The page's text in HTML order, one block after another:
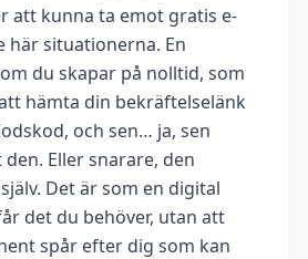
att kunna ta emot gratis e-
här situationerna. En
du skapar på nolltid, som
hämta din bekräftelselänk
och sen… ja, sen
Eller snarare, den
Det är som en digital
det du behöver, utan att
spår efter dig som kan